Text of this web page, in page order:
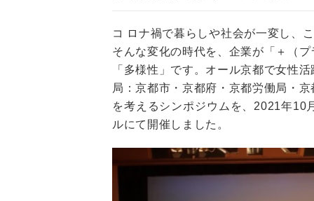
コ ロナ禍で暮らしや社会が一変し、
そんな変化の時代を、企業が「＋（
「多様性」です。オール京都で女性
局：京都市・京都府・京都労働局・
を考えるシンポジウムを、2021年10
ルにて開催しました。